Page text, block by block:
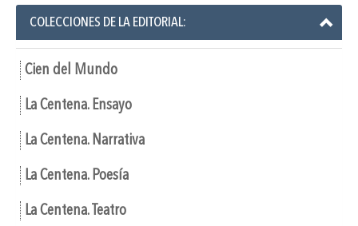
COLECCIONES DE LA EDITORIAL:
Cien del Mundo
La Centena. Ensayo
La Centena. Narrativa
La Centena. Poesía
La Centena. Teatro